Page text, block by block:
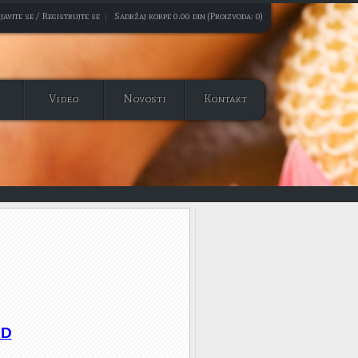
se / Registrujte se | Sadržaj korpe 0.00 din (Proizvoda: 0)
Video Novosti Kontakt